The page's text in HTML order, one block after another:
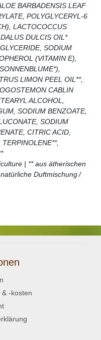
BARBADENSIS LEAF
POLYGLYCERYL-6
LACTOCOCCUS
DULCIS OIL*
SODIUM
(VITAMIN E),
LIMON PEEL OIL**,
CABLIN
ALCOHOL,
SODIUM BENZOATE,
SODIUM
CITRIC ACID,
| ** aus ätherischen
Duftmischung /
-kosten